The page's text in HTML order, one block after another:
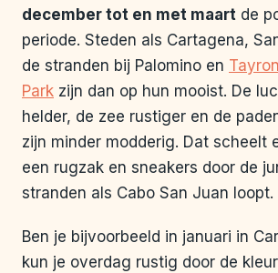
december tot en met maart de
periode. Steden als Cartagena,
de stranden bij Palomino en
Park zijn dan op hun mooist. De
helder, de zee rustiger en de
zijn minder modderig. Dat scheelt
een rugzak en sneakers door de
stranden als Cabo San Juan loopt.
Ben je bijvoorbeeld in januari in
kun je overdag rustig door de